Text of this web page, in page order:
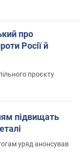
про
Росії й
проєкту
підвищать
уряд анонсував